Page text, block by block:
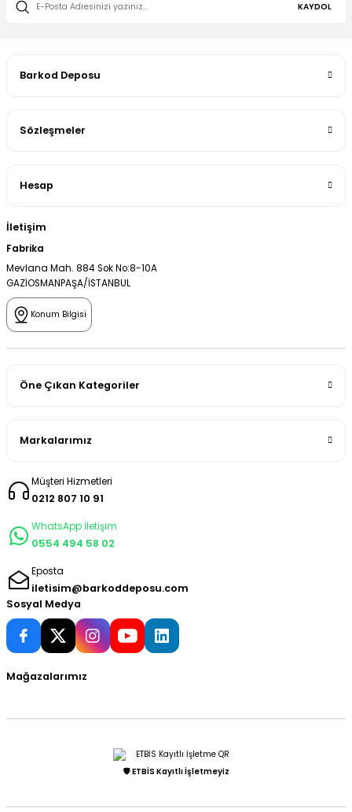
KAYDOL
Barkod Deposu
Sözleşmeler
Hesap
İletişim
Fabrika
Mevlana Mah. 884 Sok No:8-10A
GAZİOSMANPAŞA/İSTANBUL
Konum Bilgisi
Öne Çıkan Kategoriler
Markalarımız
Müşteri Hizmetleri
0212 807 10 91
WhatsApp İletişim
0554 494 58 02
Eposta
iletisim@barkoddeposu.com
Sosyal Medya
Mağazalarımız
🛡️ ETBİS Kayıtlı İşletmeyiz